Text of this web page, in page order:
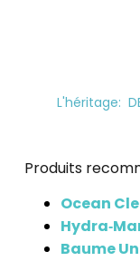
L'héritage: DE
Produits
Ocean
Baume